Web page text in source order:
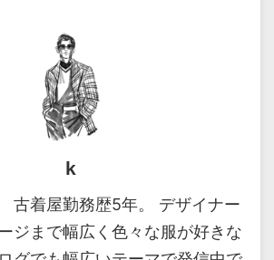
k
古着屋勤務歴5年。 デザイナー
ジまで幅広く色々な服が好きな